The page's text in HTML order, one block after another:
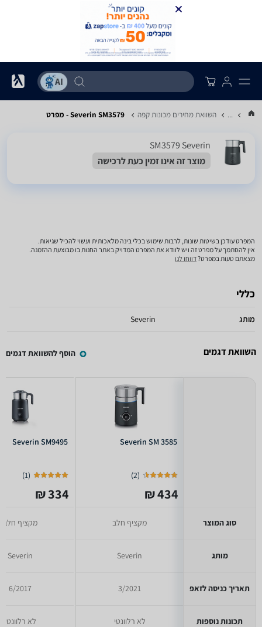
... השוואת מחירים מכונות קפה Severin SM3579 - מפרט
SM3579 Severin
מוצר זה אינו זמין כעת לרכישה
המפרט עודכן בשיטות שונות, לרבות שימוש בכלי בינה מלאכותית ועשוי להכיל שגיאות.
אין להסתמך על מפרט זה ויש לוודא את המפרט המדויק באתר החנות בו מבוצעת ההזמנה.
מצאתם טעות במפרט?דווחו לנו
כללי
מותג Severin
השוואת דגמים הוסף להשוואת דגמים
סוג המוצר
מותג
תאריך כניסה לזאפ
תכונות נוספות
Severin SM 3585
(
2
)
434 ₪
מקציף חלב
Severin
3/2021
לא רלוונטי
Severin SM9495
(
1
)
334 ₪
מקציף חלב
Severin
6/2017
לא רלוונטי